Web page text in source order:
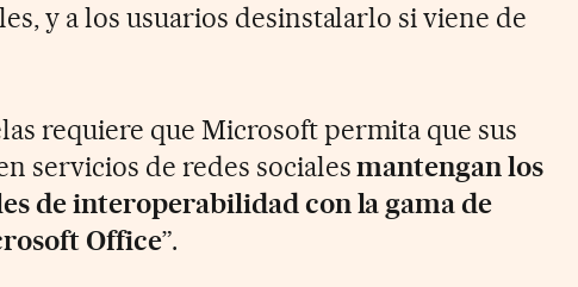
y a los usuarios desinstalarlo si viene de
requiere que Microsoft permita que sus
servicios de redes socialesmantengan los
de interoperabilidadcon la gama de
Office”.